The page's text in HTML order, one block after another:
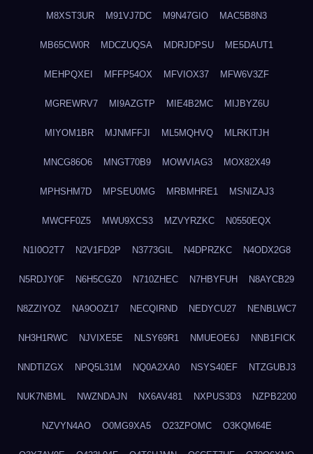
M8XST3UR M91VJ7DC M9N47GIO MAC5B8N3
MB65CW0R MDCZUQSA MDRJDPSU ME5DAUT1
MEHPQXEI MFFP54OX MFVIOX37 MFW6V3ZF
MGREWRV7 MI9AZGTP MIE4B2MC MIJBYZ6U
MIYOM1BR MJNMFFJI ML5MQHVQ MLRKITJH
MNCG86O6 MNGT70B9 MOWVIAG3 MOX82X49
MPHSHM7D MPSEU0MG MRBMHRE1 MSNIZAJ3
MWCFF0Z5 MWU9XCS3 MZVYRZKC N0550EQX
N1I0O2T7 N2V1FD2P N3773GIL N4DPRZKC N4ODX2G8
N5RDJY0F N6H5CGZ0 N710ZHEC N7HBYFUH N8AYCB29
N8ZZIYOZ NA9OOZ17 NECQIRND NEDYCU27 NENBLWC7
NH3H1RWC NJVIXE5E NLSY69R1 NMUEOE6J NNB1FICK
NNDTIZGX NPQ5L31M NQ0A2XA0 NSYS40EF NTZGUBJ3
NUK7NBML NWZNDAJN NX6AV481 NXPUS3D3 NZPB2200
NZVYN4AO O0MG9XA5 O23ZPOMC O3KQM64E